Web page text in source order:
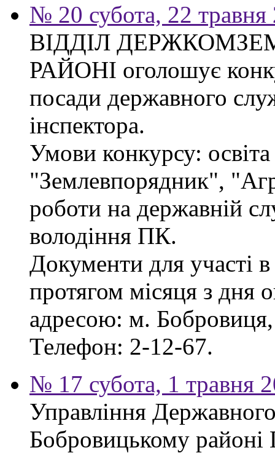
№ 20 субота, 22 травня
ВІДДІЛ
РАЙОНІ оголошує
посади державного
інспектора.
Умови конкурсу:
"Землевпорядник",
роботи на державній
володіння ПК.
Документи для участі
протягом місяця з дня
адресою: м.
Телефон: 2-12-67.
№ 17 субота, 1 травня
Управління
Бобровицькому районі